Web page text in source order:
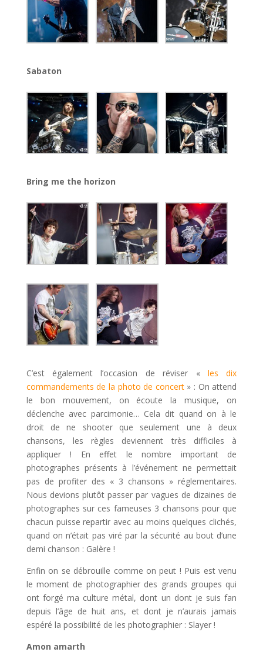
Sabaton
Bring me the horizon
C’est également l’occasion de réviser « les dix
commandements de la photo de concert» : On attend
le bon mouvement, on écoute la musique, on
déclenche avec parcimonie… Cela dit quand on à le
droit de ne shooter que seulement une à deux
chansons, les règles deviennent très difficiles à
appliquer ! En effet le nombre important de
photographes présents à l’événement ne permettait
pas de profiter des « 3 chansons » réglementaires.
Nous devions plutôt passer par vagues de dizaines de
photographes sur ces fameuses 3 chansons pour que
chacun puisse repartir avec au moins quelques clichés,
quand on n’était pas viré par la sécurité au bout d’une
demi chanson : Galère !
Enfin on se débrouille comme on peut ! Puis est venu
le moment de photographier des grands groupes qui
ont forgé ma culture métal, dont un dont je suis fan
depuis l’âge de huit ans, et dont je n’aurais jamais
espéré la possibilité de les photographier : Slayer !
Amon amarth